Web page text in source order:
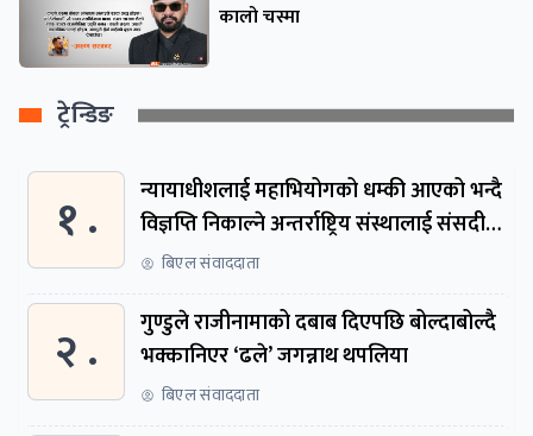
कालो चस्मा
ट्रेन्डिङ
१ .
न्यायाधीशलाई महाभियोगको धम्की आएको भन्दै
विज्ञप्ति निकाल्ने अन्तर्राष्ट्रिय संस्थालाई संसदीय
समितिमा बोलाइयो
बिएल संवाददाता
२ .
गुण्डुले राजीनामाको दबाब दिएपछि बोल्दाबोल्दै
भक्कानिएर ‘ढले’ जगन्नाथ थपलिया
बिएल संवाददाता